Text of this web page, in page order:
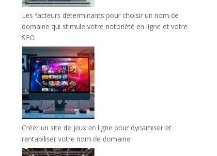
Les facteurs déterminants pour choisir un nom de
domaine qui stimule votre notoriété en ligne et votre
SEO
Créer un site de jeux en ligne pour dynamiser et
rentabiliser votre nom de domaine